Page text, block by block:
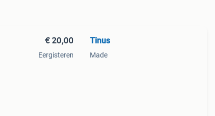
€ 20,00
Eergisteren
Tinus
Made